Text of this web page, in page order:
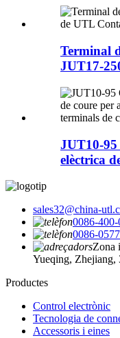
Terminal
JUT17-
JUT10-
elèctrica
sales32@china-
0086-
0086-
Zona
Yueqing, Zhejiang,
Productes
Control electrònic
Tecnologia de
Accessoris i eines